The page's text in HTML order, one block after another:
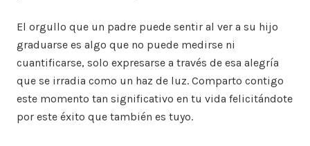
El orgullo que un padre puede sentir al ver a su hijo
graduarse es algo que no puede medirse ni
cuantificarse, solo expresarse a través de esa alegría
que se irradia como un haz de luz. Comparto contigo
este momento tan significativo en tu vida felicitándote
por este éxito que también es tuyo.